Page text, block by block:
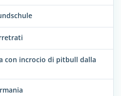
con incrocio di pitbull dalla